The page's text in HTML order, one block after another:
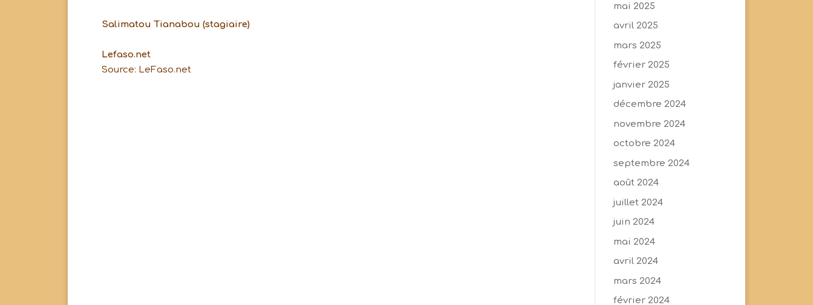
Salimatou Tianabou (stagiaire)
Lefaso.net
Source: LeFaso.net
mai 2025
avril 2025
mars 2025
février 2025
janvier 2025
décembre 2024
novembre 2024
octobre 2024
septembre 2024
août 2024
juillet 2024
juin 2024
mai 2024
avril 2024
mars 2024
février 2024